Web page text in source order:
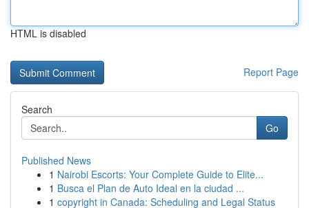
HTML is disabled
Report Page
Search
Go
Published News
1 Nairobi Escorts: Your Complete Guide to Elite...
1 Busca el Plan de Auto Ideal en la ciudad ...
1 copyright in Canada: Scheduling and Legal Status